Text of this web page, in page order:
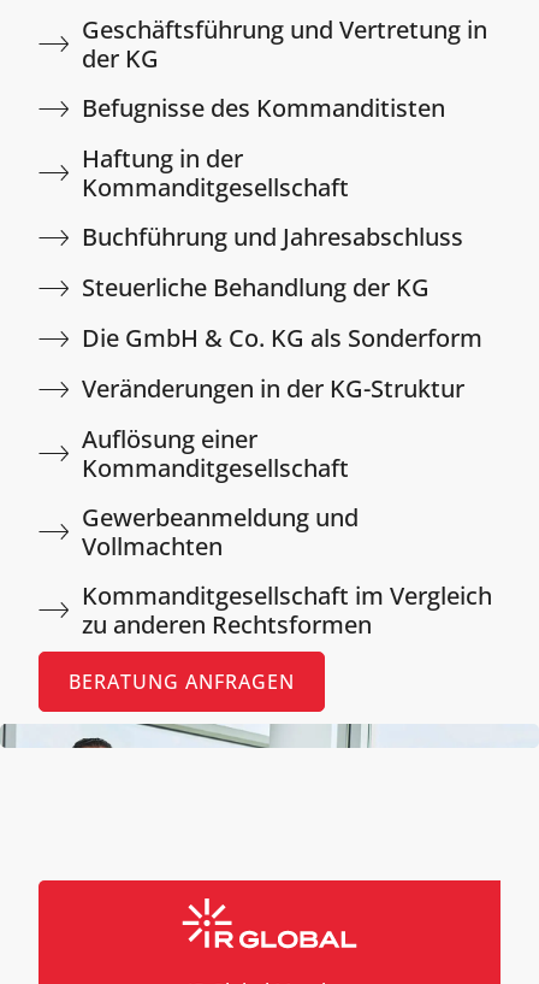
Geschäftsführung und Vertretung in
der KG​
Befugnisse des Kommanditisten​
Haftung in der
Kommanditgesellschaft​
Buchführung und Jahresabschluss​
Steuerliche Behandlung der KG​
Die GmbH & Co. KG als Sonderform​
Veränderungen in der KG-Struktur​
Auflösung einer
Kommanditgesellschaft​
Gewerbeanmeldung und
Vollmachten​
Kommanditgesellschaft im Vergleich
zu anderen Rechtsformen​
BERATUNG ANFRAGEN